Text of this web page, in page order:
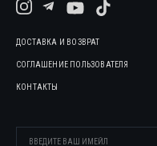
ДОСТАВКА И ВОЗВРАТ
СОГЛАШЕНИЕ ПОЛЬЗОВАТЕЛЯ
КОНТАКТЫ